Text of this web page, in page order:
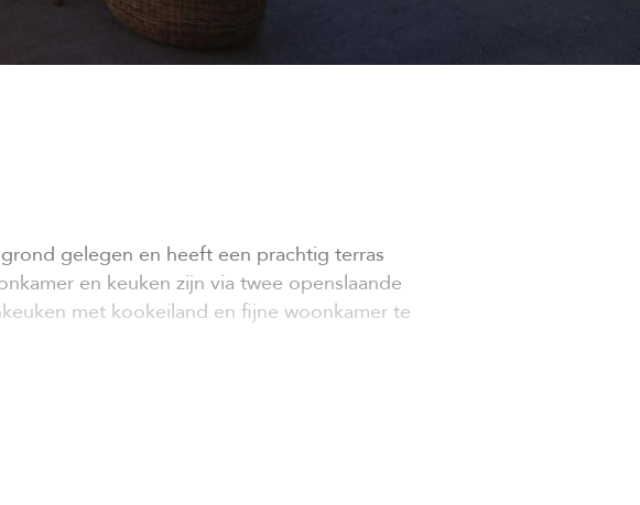
gelegen en heeft een prachtig terras
en keuken zijn via twee openslaande
met kookeiland en fijne woonkamer te